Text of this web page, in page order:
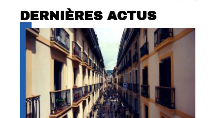
DERNIÈRES ACTUS